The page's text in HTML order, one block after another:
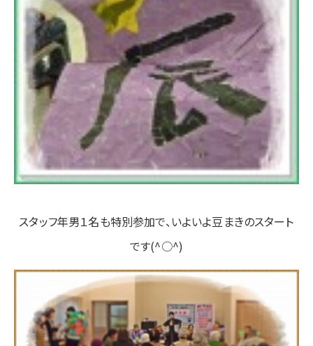
スタッフ年男１名も特別参加で、いよいよ豆まきのスタート
です(^○^)